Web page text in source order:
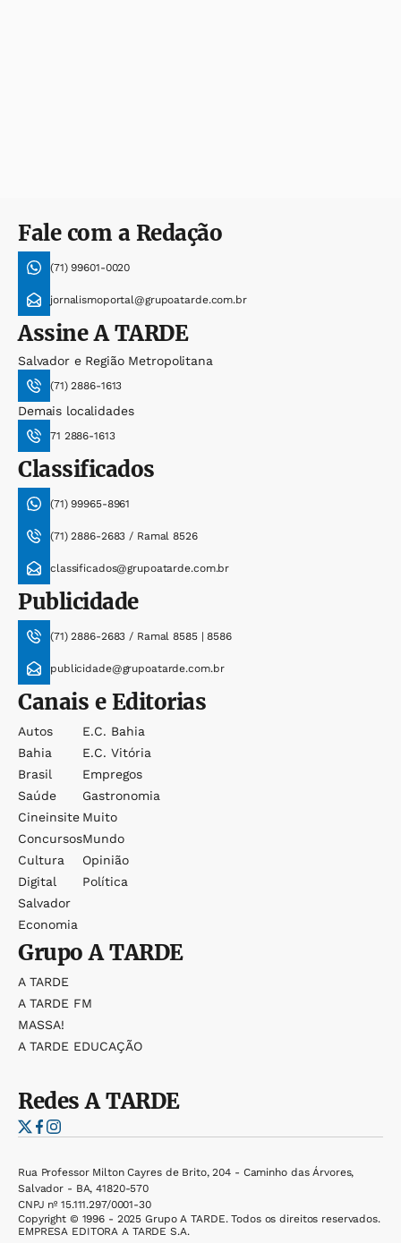
Fale com a Redação
(71) 99601-0020
jornalismoportal@grupoatarde.com.br
AssineA TARDE
Salvador e Região Metropolitana
(71) 2886-1613
Demais localidades
71 2886-1613
Classificados
(71) 99965-8961
(71) 2886-2683 / Ramal 8526
classificados@grupoatarde.com.br
Publicidade
(71) 2886-2683 / Ramal 8585 | 8586
publicidade@grupoatarde.com.br
Canais e Editorias
Autos
Bahia
Brasil
Saúde
Cineinsite
Concursos
Cultura
Digital
Salvador
Economia
E.c. Bahia
E.c. Vitória
Empregos
Gastronomia
Muito
Mundo
Opinião
Política
GrupoA TARDE
A TARDE
A TARDE FM
MASSA!
A TARDE EDUCAÇÃO
RedesA TARDE
Rua Professor Milton Cayres de Brito, 204 - Caminho das Árvores,
Salvador - BA, 41820-570
CNPJ nº 15.111.297/0001-30
Copyright © 1996 - 2025 Grupo A TARDE. Todos os direitos reservados.
EMPRESA EDITORA A TARDE S.A.